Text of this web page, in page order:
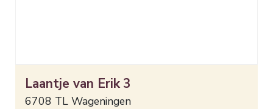
Laantje van Erik 3
6708 TL Wageningen